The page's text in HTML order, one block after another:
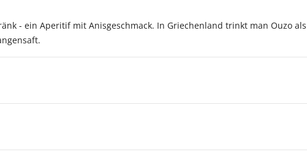
- ein Aperitif mit Anisgeschmack. In Griechenland trinkt man Ouzo